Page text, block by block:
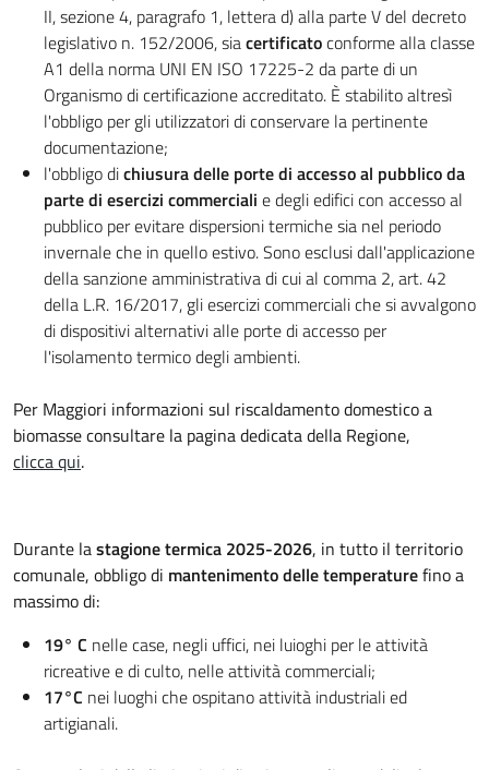
II, sezione 4, paragrafo 1, lettera d) alla parte V del decreto
legislativo n. 152/2006, siacertificatoconforme alla classe
A1 della norma UNI EN ISO 17225-2 da parte di un
Organismo di certificazione accreditato. È stabilito altresì
l'obbligo per gli utilizzatori di conservare la pertinente
documentazione;
l'obbligo dichiusura delle porte di accesso al pubblico da
parte di esercizi commerciali e degli edifici con accesso al
pubblico per evitare dispersioni termiche sia nel periodo
invernale che in quello estivo. Sono esclusi dall'applicazione
della sanzione amministrativa di cui al comma 2, art. 42
della L.R. 16/2017, gli esercizi commerciali che si avvalgono
di dispositivi alternativi alle porte di accesso per
l'isolamento termico degli ambienti.
Per Maggiori informazioni sul riscaldamento domestico a
biomasse consultare la pagina dedicata della Regione,
clicca qui.
Durante lastagione termica 2025-2026, in tutto il territorio
comunale, obbligo di mantenimento delle temperaturefino a
massimo di:
19° C nelle case, negli uffici, nei luioghi per le attività
ricreative e di culto, nelle attività commerciali;
17°C nei luoghi che ospitano attività industriali ed
artigianali.